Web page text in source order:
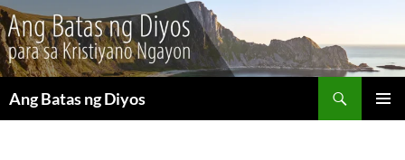
Ang Batas ng Diyos